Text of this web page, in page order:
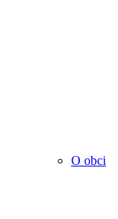
O obci